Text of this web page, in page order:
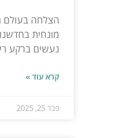
הצלחה בעולם
מונחית
נעשים ברקע
קרא עוד »
פבר 25, 2025